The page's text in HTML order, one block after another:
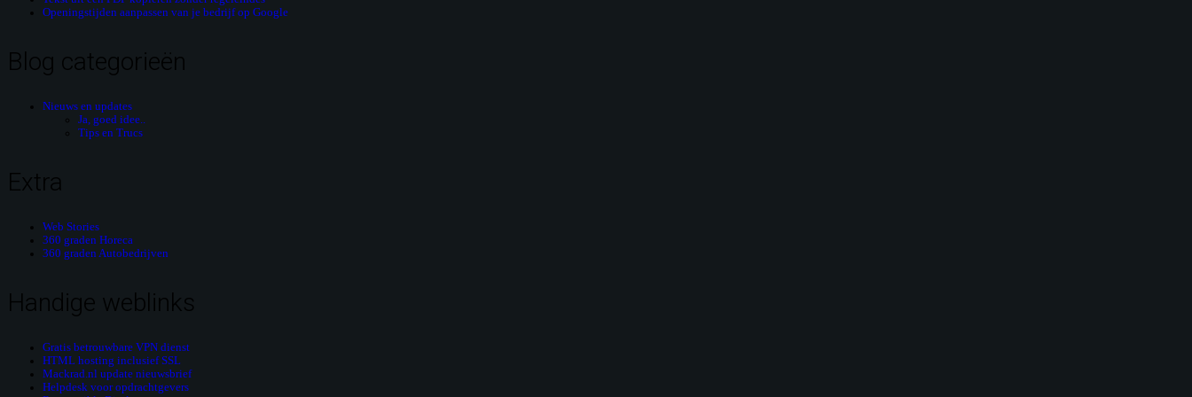
Openingstijden aanpassen van je bedrijf op Google
Blog categorieën
Nieuws en updates
Ja, goed idee..
Tips en Trucs
Extra
Web Stories
360 graden Horeca
360 graden Autobedrijven
Handige weblinks
Gratis betrouwbare VPN dienst
HTML hosting inclusief SSL
Mackrad.nl update nieuwsbrief
Helpdesk voor opdrachtgevers